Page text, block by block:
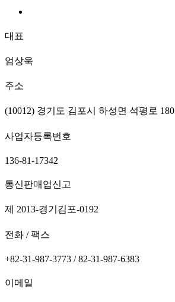
대표
엄상욱
주소
(10012) 경기도 김포시 하성면 석평로 180
사업자등록번호
136-81-17342
통신판매업신고
제 2013-경기김포-0192
전화 / 팩스
+82-31-987-3773 / 82-31-987-6383
이메일